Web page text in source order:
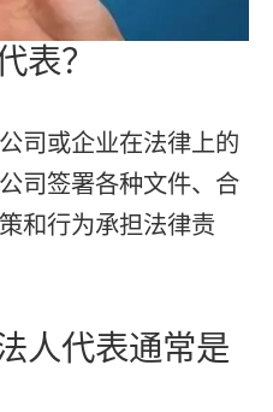
表？
司或企业在法律上的
司签署各种文件、合
和行为承担法律责
人代表通常是